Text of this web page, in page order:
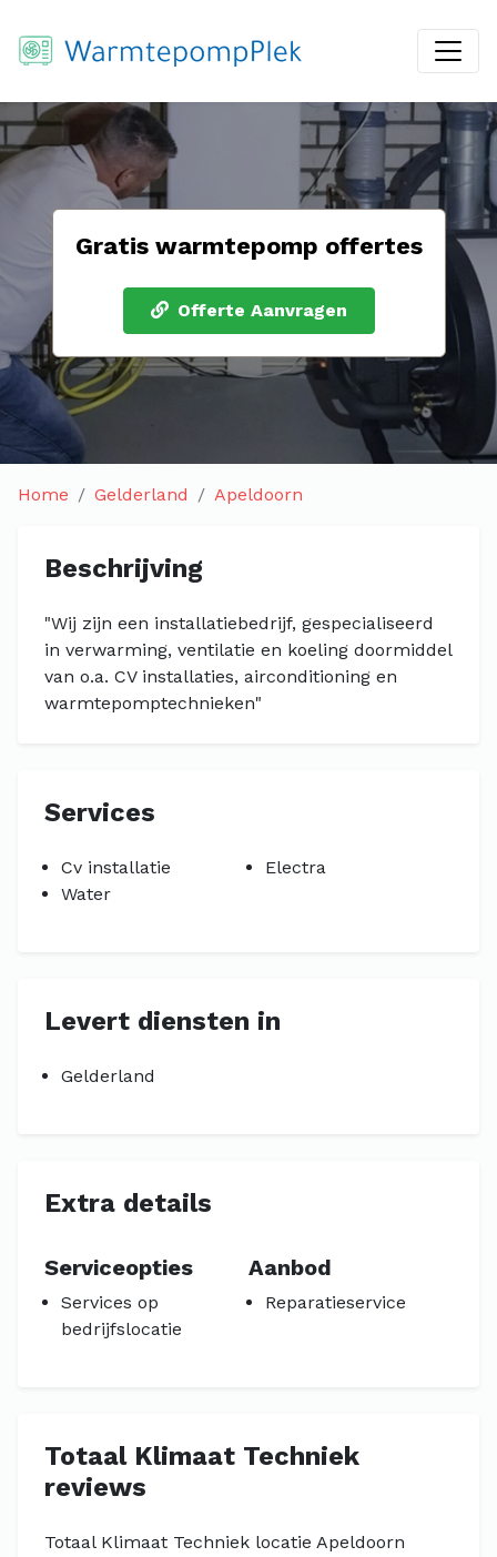
Gratis warmtepomp offertes
Offerte Aanvragen
Home Gelderland Apeldoorn
Beschrijving
"Wij zijn een installatiebedrijf, gespecialiseerd
in verwarming, ventilatie en koeling doormiddel
van o.a. CV installaties, airconditioning en
warmtepomptechnieken"
Services
Cv installatie
Electra
Water
Levert diensten in
Gelderland
Extra details
Serviceopties
Services op
bedrijfslocatie
Aanbod
Reparatieservice
Totaal Klimaat Techniek
reviews
Totaal Klimaat Techniek locatie Apeldoorn